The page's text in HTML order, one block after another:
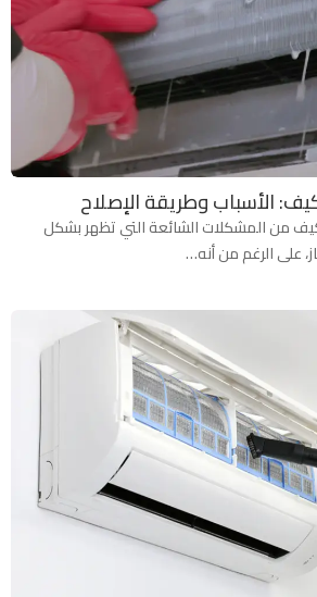
الأسباب وطريقة الإصلاح
من المشكلات الشائعة التي تظهر بشكل
على الرغم من أنه…